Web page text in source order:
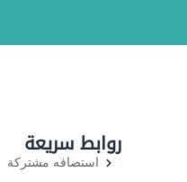
روابط سريعة
استضافه مشتركة